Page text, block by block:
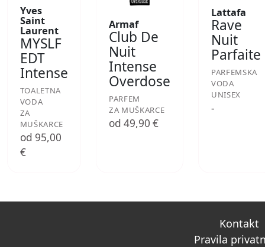
Yves
Saint
Laurent
MYSLF
EDT
Intense
TOALETNA
VODA
ZA
MUŠKARCE
od 95,00
€
Armaf
Club De
Nuit
Intense
Overdose
PARFEM
ZA MUŠKARCE
od 49,90 €
Lattafa
Rave
Nuit
Parfaite
PARFEMSKA
VODA
UNISEX
-
Kontakt
Pravila